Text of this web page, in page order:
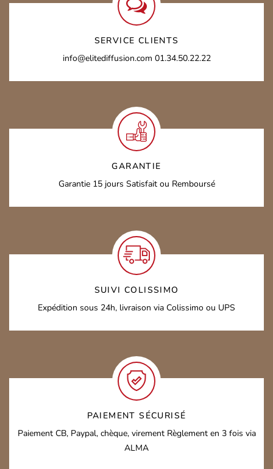
SERVICE CLIENTS
info@elitediffusion.com 01.34.50.22.22
GARANTIE
Garantie 15 jours Satisfait ou Remboursé
SUIVI COLISSIMO
Expédition sous 24h, livraison via Colissimo ou UPS
PAIEMENT SÉCURISÉ
Paiement CB, Paypal, chèque, virementRèglement en 3 fois via
ALMA